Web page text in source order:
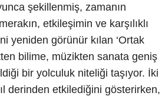
şekillenmiş, zamanın
etkileşimin ve karşılıklı
yeniden görünür kılan ‘Ortak
bilime, müzikten sanata geniş
bir yolculuk niteliği taşıyor. İki
derinden etkilediğini gösterirken,